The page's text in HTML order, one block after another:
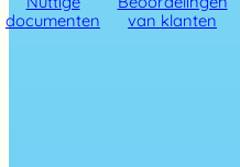
documenten
van klanten